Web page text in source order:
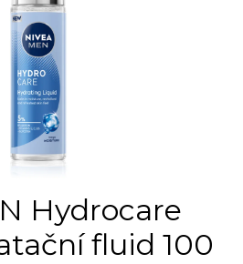
Hydrocare
fluid 100